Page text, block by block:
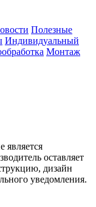
Полезные
Индивидуальный
Монтаж
является
оставляет
дизайн
уведомления.